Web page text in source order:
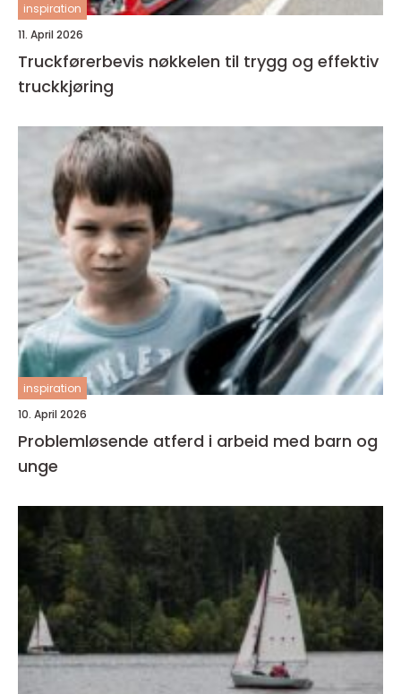
inspiration
11. April 2026
Truckførerbevis nøkkelen til trygg og effektiv
truckkjøring
inspiration
10. April 2026
Problemløsende atferd i arbeid med barn og
unge